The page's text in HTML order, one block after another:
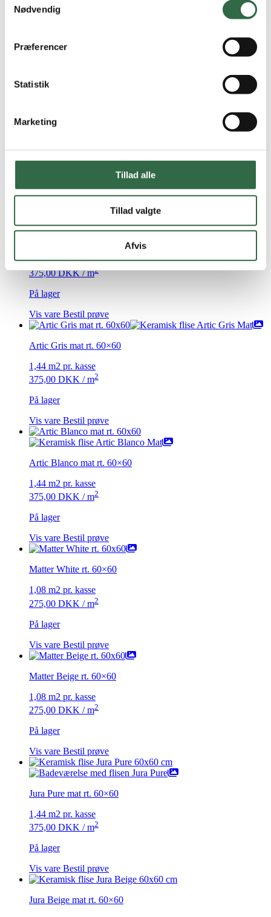
Nødvendig
Præferencer
Statistik
Marketing
Tillad alle
Tillad valgte
Afvis
Artic Beige mat rt. 60×60
2
Vis vareBestil prøve
1,08 m2 pr. kasse
375,00DKK/ m2
På lager
Vis vare Bestil prøve
Artic Gris mat rt. 60×60
1,44 m2 pr. kasse
375,00 DKK / m2
På lager
Vis vare Bestil prøve
Artic Blanco mat rt. 60×60
1,44 m2 pr. kasse
375,00 DKK / m2
På lager
Vis vare Bestil prøve
Matter White rt. 60×60
1,08 m2 pr. kasse
275,00 DKK / m2
På lager
Vis vare Bestil prøve
Matter Beige rt. 60×60
1,08 m2 pr. kasse
275,00 DKK / m2
På lager
Vis vare Bestil prøve
Jura Pure mat rt. 60×60
1,44 m2 pr. kasse
375,00 DKK / m2
På lager
Vis vare Bestil prøve
Jura Beige mat rt. 60×60